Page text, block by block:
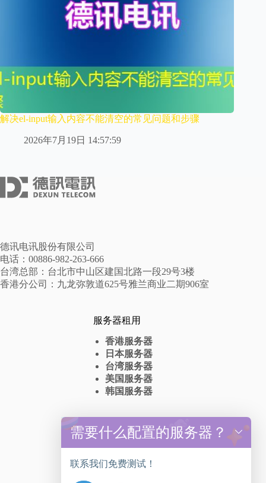
解决el-input输入内容不能清空的常见问题和步骤
2026年7月19日 14:57:59
德讯电讯股份有限公司
电话：00886-982-263-666
台湾总部：台北市中山区建国北路一段29号3楼
香港分公司：九龙弥敦道625号雅兰商业二期906室
服务器租用
香港服务器
日本服务器
台湾服务器
美国服务器
韩国服务器
高防服务器
香港高防服务器出租
台湾高防服务器租赁
t
需要什么配置的服务器？
联系我们免费测试！